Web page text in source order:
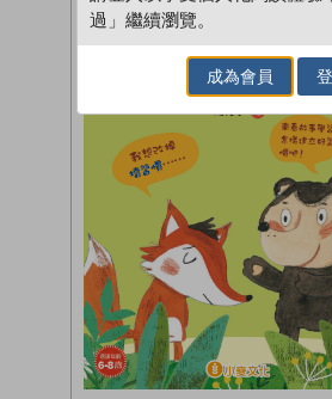
過」繼續瀏覽。
成為會員